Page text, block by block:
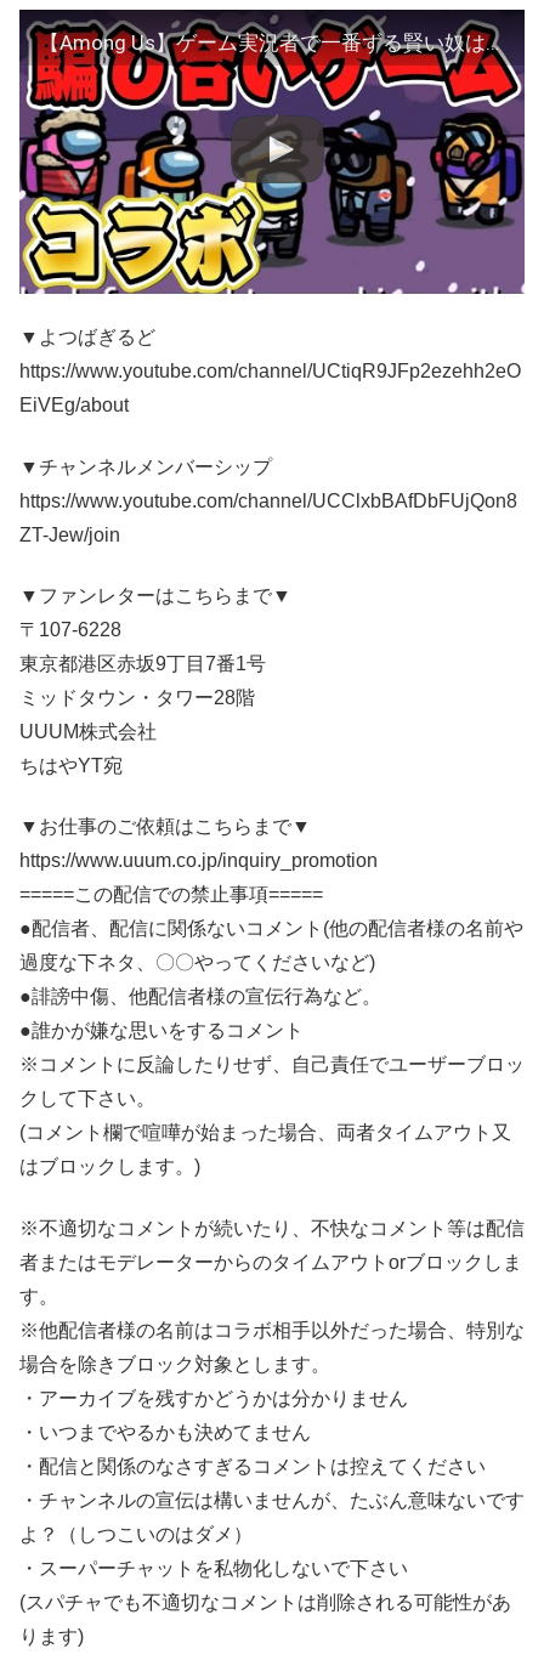
【Among Us】ゲーム実況者で一番ずる賢い奴は誰だ？【人狼】ちはや コラボ ふぇいと ボスナ 御曹司 たけ ちゃあ ぎぞく こーだ
▼よつばぎるど
https://www.youtube.com/channel/UCtiqR9JFp2ezehh2eO
EiVEg/about
▼チャンネルメンバーシップ
https://www.youtube.com/channel/UCClxbBAfDbFUjQon8
ZT-Jew/join
▼ファンレターはこちらまで▼
〒107-6228
東京都港区赤坂9丁目7番1号
ミッドタウン・タワー28階
UUUM株式会社
ちはやYT宛
▼お仕事のご依頼はこちらまで▼
https://www.uuum.co.jp/inquiry_promotion
=====この配信での禁止事項=====
●配信者、配信に関係ないコメント(他の配信者様の名前や
過度な下ネタ、〇〇やってくださいなど)
●誹謗中傷、他配信者様の宣伝行為など。
●誰かが嫌な思いをするコメント
※コメントに反論したりせず、自己責任でユーザーブロッ
クして下さい。
(コメント欄で喧嘩が始まった場合、両者タイムアウト又
はブロックします。)
※不適切なコメントが続いたり、不快なコメント等は配信
者またはモデレーターからのタイムアウトorブロックしま
す。
※他配信者様の名前はコラボ相手以外だった場合、特別な
場合を除きブロック対象とします。
・アーカイブを残すかどうかは分かりません
・いつまでやるかも決めてません
・配信と関係のなさすぎるコメントは控えてください
・チャンネルの宣伝は構いませんが、たぶん意味ないです
よ？（しつこいのはダメ）
・スーパーチャットを私物化しないで下さい
(スパチャでも不適切なコメントは削除される可能性があ
ります)